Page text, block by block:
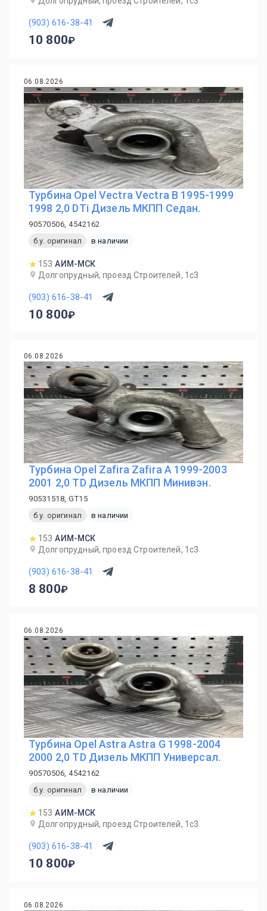
(903) 616-38-41
10 800
06.08.2026
Турбина Opel Vectra Vectra B 1995-1999
1998 2,0 DTi Дизель МКПП Седан.
90570506, 4542162
б.у. оригинал
в наличии
153 АИМ-МСК
Долгопрудный, проезд Строителей, 1с3
(903) 616-38-41
10 800
06.08.2026
Турбина Opel Zafira Zafira A 1999-2003
2001 2,0 TD Дизель МКПП Минивэн.
90531518, GT15
б.у. оригинал
в наличии
153 АИМ-МСК
Долгопрудный, проезд Строителей, 1с3
(903) 616-38-41
8 800
06.08.2026
Турбина Opel Astra Astra G 1998-2004
2000 2,0 TD Дизель МКПП Универсал.
90570506, 4542162
б.у. оригинал
в наличии
153 АИМ-МСК
Долгопрудный, проезд Строителей, 1с3
(903) 616-38-41
10 800
06.08.2026